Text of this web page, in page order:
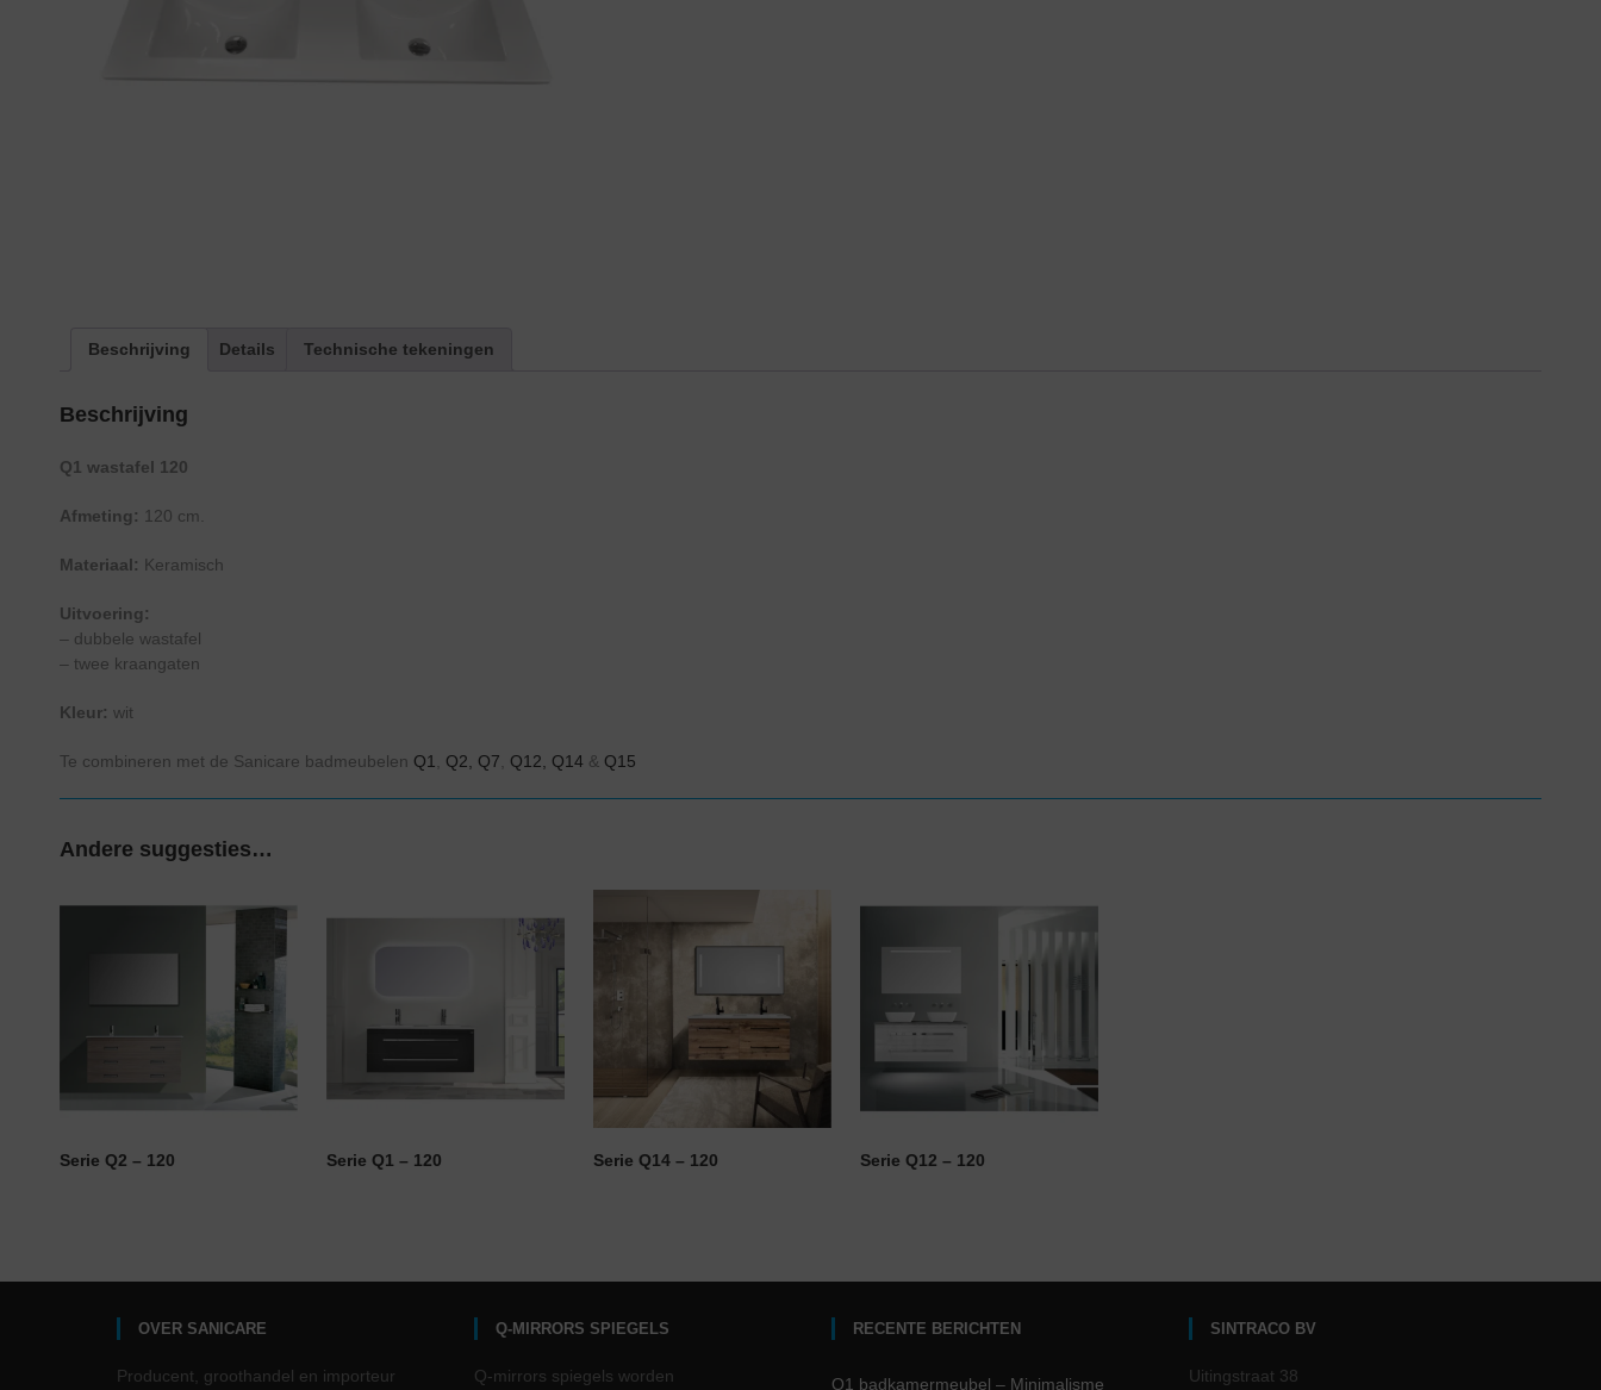
Beschrijving Details Technische tekeningen
Beschrijving
Q1 wastafel 120
Afmeting: 120 cm.
Materiaal: Keramisch
Uitvoering:
– dubbele wastafel
– twee kraangaten
Kleur: wit
Te combineren met de Sanicare badmeubelen Q1 Q2, Q7 Q12, Q14 & Q15
Andere suggesties…
Serie Q2 – 120 Serie Q1 – 120 Serie Q14 – 120 Serie Q12 – 120
OVER SANICARE
Producent, groothandel en importeur
Q-MIRRORS SPIEGELS
Q-mirrors spiegels worden
RECENTE BERICHTEN
Q1 badkamermeubel – Minimalisme
SINTRACO BV
Uitingstraat 38